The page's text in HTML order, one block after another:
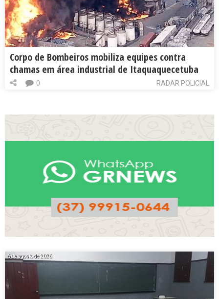
Corpo de Bombeiros mobiliza equipes contra
chamas em área industrial de Itaquaquecetuba
RADAR POLICIAL
0
6 de agosto de 2026